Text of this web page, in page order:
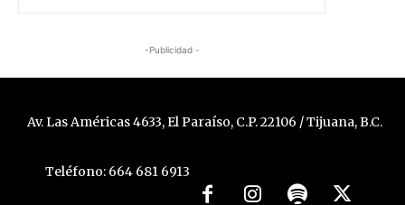
-Publicidad -
Av. Las Américas 4633, El Paraíso, C.P. 22106 / Tijuana, B.C.
Teléfono: 664 681 6913